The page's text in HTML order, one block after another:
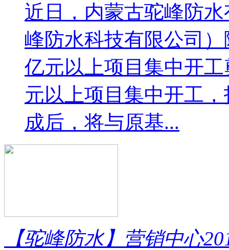
近日，内蒙古驼峰防
峰防水科技有限公司
亿元以上项目集中开
元以上项目集中开工
成后，将与原基...
【驼峰防水】营销中心